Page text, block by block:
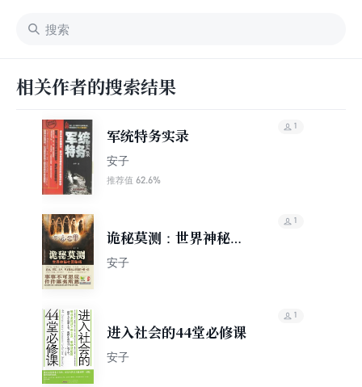
相关作者的搜索结果
军统特务实录
安子
推荐值 62.6%
1
诡秘莫测：世界神秘社
团秘档
安子
1
进入社会的44堂必修课
安子
1